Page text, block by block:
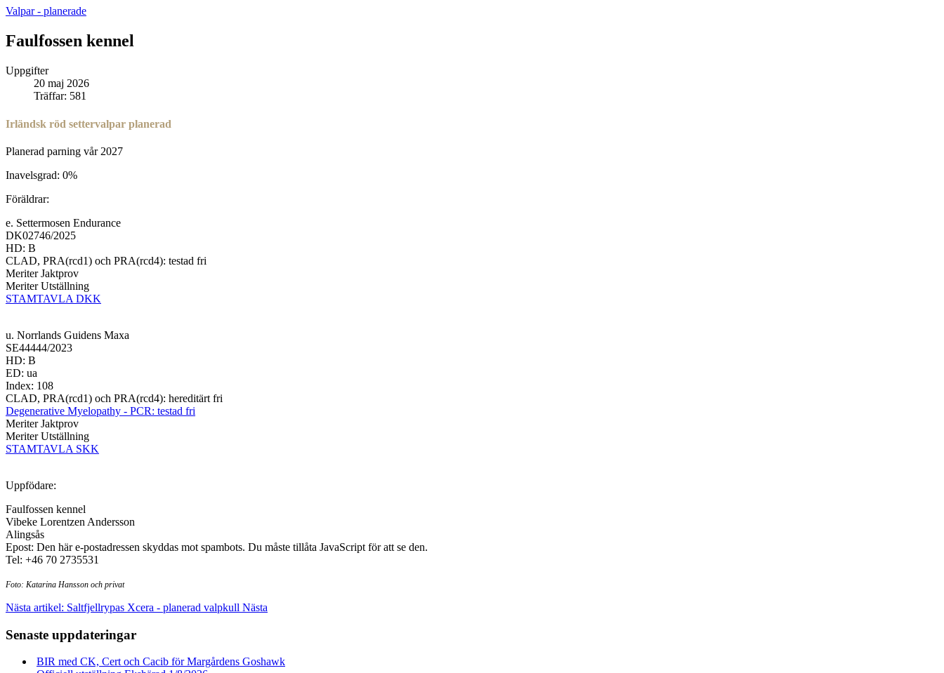
Valpar - planerade
Faulfossen kennel
Uppgifter
20 maj 2026
Träffar: 581
Irländsk röd settervalpar planerad
Planerad parning vår 2027
Inavelsgrad: 0%
Föräldrar:
e. Settermosen Endurance
DK02746/2025
HD: B
CLAD, PRA(rcd1) och PRA(rcd4): testad fri
Meriter Jaktprov
Meriter Utställning
STAMTAVLA DKK
u. Norrlands Guidens Maxa
SE44444/2023
HD: B
ED: ua
Index: 108
CLAD, PRA(rcd1) och PRA(rcd4): hereditärt fri
Degenerative Myelopathy - PCR: testad fri
Meriter Jaktprov
Meriter Utställning
STAMTAVLA SKK
Uppfödare:
Faulfossen kennel
Vibeke Lorentzen Andersson
Alingsås
Epost: Den här e-postadressen skyddas mot spambots. Du måste tillåta JavaScript för att se den.
Tel: +46 70 2735531
Foto: Katarina Hansson och privat
Nästa artikel: Saltfjellrypas Xcera - planerad valpkull Nästa
Senaste uppdateringar
BIR med CK, Cert och Cacib för Margårdens Goshawk